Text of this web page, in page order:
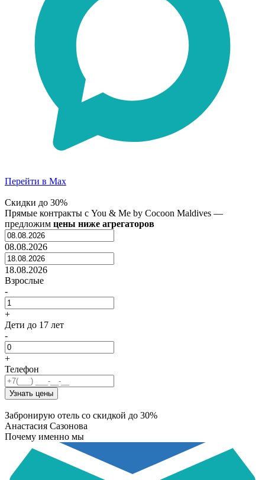
Перейти в Max
Скидки до 30%
Прямые контракты с You & Me by Cocoon Maldives —
предложим цены ниже агрегаторов
08.08.2026
18.08.2026
Взрослые
-
+
Дети до 17 лет
-
+
Телефон
Узнать цены
Забронирую отель со скидкой до 30%
Анастасия Сазонова
Почему именно мы